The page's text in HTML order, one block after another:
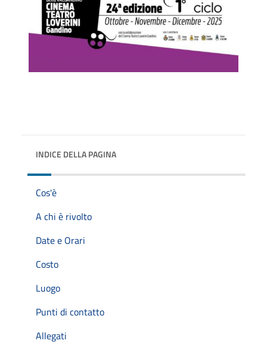
INDICE DELLA PAGINA
Cos'è
A chi è rivolto
Date e Orari
Costo
Luogo
Punti di contatto
Allegati